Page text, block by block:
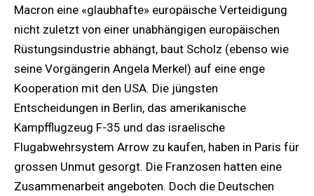
Macron eine «glaubhafte» europäische Verteidigung
nicht zuletzt von einer unabhängigen europäischen
Rüstungsindustrie abhängt, baut Scholz (ebenso wie
seine Vorgängerin Angela Merkel) auf eine enge
Kooperation mit den USA. Die jüngsten
Entscheidungen in Berlin, das amerikanische
Kampfflugzeug F-35 und das israelische
Flugabwehrsystem Arrow zu kaufen, haben in Paris für
grossen Unmut gesorgt. Die Franzosen hatten eine
Zusammenarbeit angeboten. Doch die Deutschen